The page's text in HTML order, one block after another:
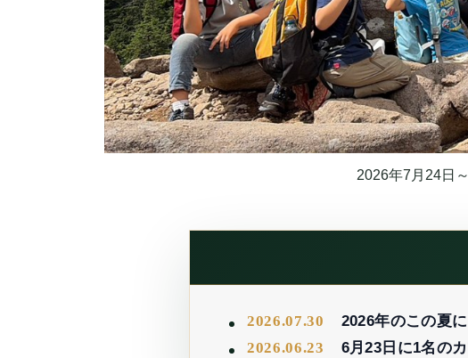
2026年7月24日
2026.07.30
2026年のこの夏
2026.06.23
6月23日に1名の